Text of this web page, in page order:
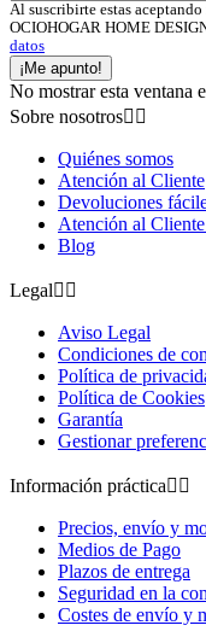
Al suscribirte estas
OCIOHOGAR HOME
datos
¡Me apunto!
No mostrar esta ventana
Sobre nosotros 
Quiénes somos
Atención al Cliente
Devoluciones
Atención al
Blog
Legal 
Aviso Legal
Condiciones de
Política de
Política de Cookies
Garantía
Gestionar
Información práctica 
Precios, envío y
Medios de Pago
Plazos de entrega
Seguridad en la
Costes de envío y